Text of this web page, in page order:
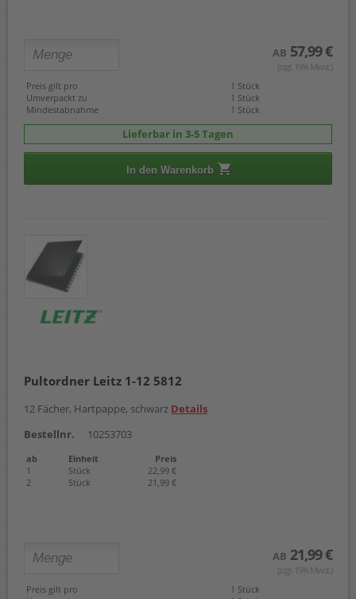
AB 57,99 €
(zzgl. 19% Mwst.)
Preis gilt pro
1 Stück
Umverpackt zu
1 Stück
Mindestabnahme
1 Stück
Lieferbar in 3-5 Tagen
In den Warenkorb
Pultordner Leitz 1-12 5812
12 Fächer, Hartpappe, schwarz Details
Bestellnr.
10253703
ab Einheit
Preis
1
Stück
22,99 €
2
Stück 21,99 €
AB 21,99 €
(zzgl. 19% Mwst.)
Preis gilt pro
1 Stück